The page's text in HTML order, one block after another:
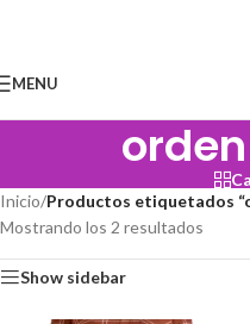
MENU
Inicio/Productos etiquetados
Mostrando los 2 resultados
Show sidebar